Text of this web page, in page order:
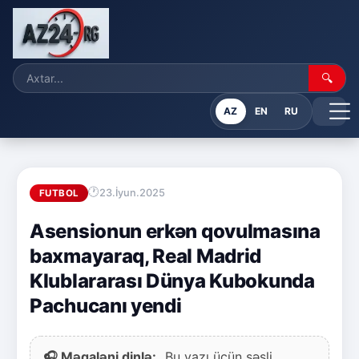
🔍
AZ EN RU
FUTBOL 23.İyun.2025
Asensionun erkən qovulmasına
baxmayaraq, Real Madrid
Klublararası Dünya Kubokunda
Pachucanı yendi